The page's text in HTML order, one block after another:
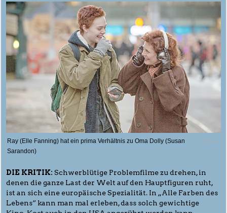
Ray (Elle Fanning) hat ein prima Verhältnis zu Oma Dolly (Susan
Sarandon)
© Tobis
DIE KRITIK: Schwerblütige Problemfilme zu drehen, in
denen die ganze Last der Welt auf den Hauptfiguren ruht,
ist an sich eine europäische Spezialität. In „Alle Farben des
Lebens“ kann man mal erleben, dass solch gewichtige